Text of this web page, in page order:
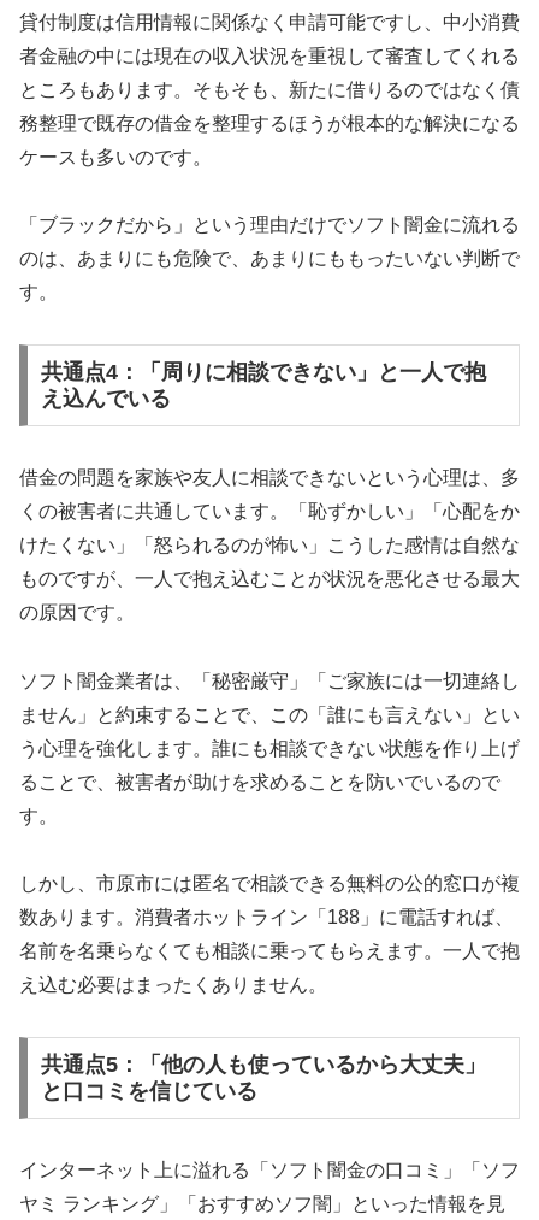
貸付制度は信用情報に関係なく申請可能ですし、中小消費
者金融の中には現在の収入状況を重視して審査してくれる
ところもあります。そもそも、新たに借りるのではなく債
務整理で既存の借金を整理するほうが根本的な解決になる
ケースも多いのです。
「ブラックだから」という理由だけでソフト闇金に流れる
のは、あまりにも危険で、あまりにももったいない判断で
す。
共通点4：「周りに相談できない」と一人で抱
え込んでいる
借金の問題を家族や友人に相談できないという心理は、多
くの被害者に共通しています。「恥ずかしい」「心配をか
けたくない」「怒られるのが怖い」こうした感情は自然な
ものですが、一人で抱え込むことが状況を悪化させる最大
の原因です。
ソフト闇金業者は、「秘密厳守」「ご家族には一切連絡し
ません」と約束することで、この「誰にも言えない」とい
う心理を強化します。誰にも相談できない状態を作り上げ
ることで、被害者が助けを求めることを防いでいるので
す。
しかし、市原市には匿名で相談できる無料の公的窓口が複
数あります。消費者ホットライン「188」に電話すれば、
名前を名乗らなくても相談に乗ってもらえます。一人で抱
え込む必要はまったくありません。
共通点5：「他の人も使っているから大丈夫」
と口コミを信じている
インターネット上に溢れる「ソフト闇金の口コミ」「ソフ
ヤミ ランキング」「おすすめソフ闇」といった情報を見